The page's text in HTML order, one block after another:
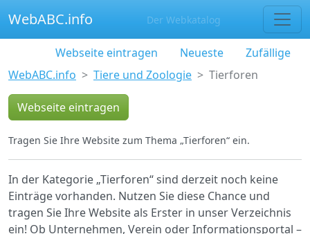
WebABC.info Der Webkatalog
Webseite eintragen Neueste
Zufällige
WebABC.info
Tiere und Zoologie Tierforen
Webseite eintragen
Tragen Sie Ihre Website zum Thema „Tierforen“ ein.
In der Kategorie „Tierforen“ sind derzeit noch keine
Einträge vorhanden. Nutzen Sie diese Chance und
tragen Sie Ihre Website als Erster in unser Verzeichnis
ein! Ob Unternehmen, Verein oder Informationsportal –